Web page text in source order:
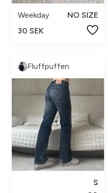
Weekday
NO SIZE
30 SEK
Fluffpuffen
S